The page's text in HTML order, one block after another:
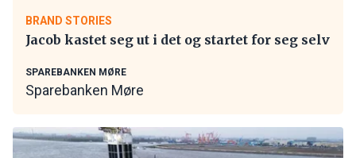
BRAND STORIES
Jacob kastet seg ut i det og startet for seg selv
SPAREBANKEN MØRE
Sparebanken Møre